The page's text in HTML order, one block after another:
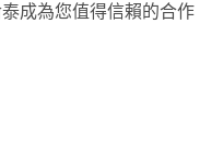
成為您值得信賴的合作